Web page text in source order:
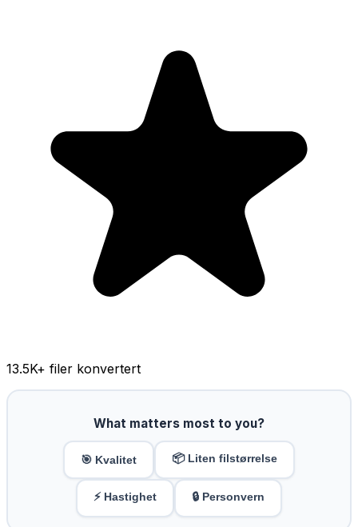
13.5K+ filer konvertert
What matters most to you?
🎯 Kvalitet 📦 Liten filstørrelse
⚡ Hastighet 🔒 Personvern